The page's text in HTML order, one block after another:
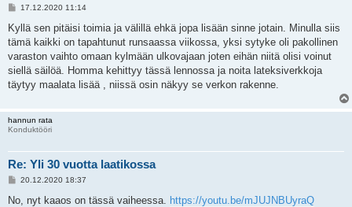
V
e
s
t
i
17.12.2020 11:14
Kyllä sen pitäisi toimia ja välillä ehkä jopa lisään sinne jotain. Minulla siis
tämä kaikki on tapahtunut runsaassa viikossa, yksi sytyke oli pakollinen
varaston vaihto omaan kylmään ulkovajaan joten eihän niitä olisi voinut
siellä säilöä. Homma kehittyy tässä lennossa ja noita lateksiverkkoja
täytyy maalata lisää , niissä osin näkyy se verkon rakenne.
hannun rata
Konduktööri
Re: Yli 30 vuotta laatikossa
V
e
20.12.2020 18:37
No, nyt kaaos on tässä vaiheessa. https://youtu.be/mJUJNBUyraQ